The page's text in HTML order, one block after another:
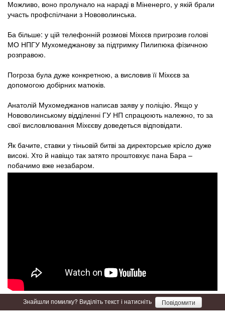
Можливо, воно пролунало на нараді в Міненерго, у якій брали
участь профспілчани з Нововолинська.
Ба більше: у цій телефонній розмові Міхєєв пригрозив голові
МО НПГУ Мухомеджанову за підтримку Пилипюка фізичною
розправою.
Погроза була дуже конкретною, а висловив її Міхєєв за
допомогою добірних матюків.
Анатолій Мухомеджанов написав заяву у поліцію. Якщо у
Нововолинському відділенні ГУ НП спрацюють належно, то за
свої висловлювання Міхєєву доведеться відповідати.
Як бачите, ставки у тіньовій битві за директорське крісло дуже
високі. Хто й навіщо так затято проштовхує пана Бара –
побачимо вже незабаром.
Знайшли помилку? Виділіть текст і натисніть Повідомити